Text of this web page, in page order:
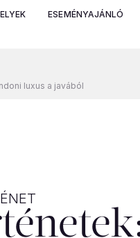
ESEMÉNYAJÁNLÓ
luxus a javából